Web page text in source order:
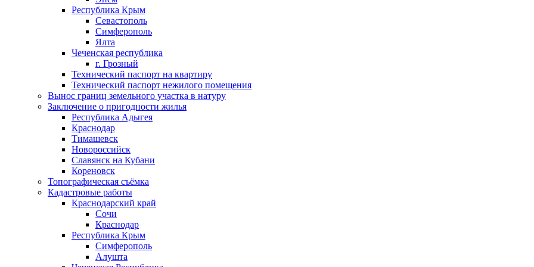
Республика Крым
Севастополь
Симферополь
Ялта
Чеченская республика
г. Грозный
Технический паспорт на квартиру
Технический паспорт нежилого помещения
Вынос границ земельного участка в натуру
Заключение о пригодности жилья
Республика Адыгея
Краснодар
Тимашевск
Новороссийск
Славянск на Кубани
Кореновск
Топографическая съёмка
Кадастровые работы
Краснодарский край
Сочи
Краснодар
Республика Крым
Симферополь
Алушта